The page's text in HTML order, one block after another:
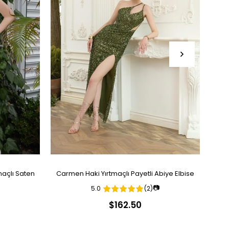
Saten Carmen Haki Yırtmaçlı Payetli Abiye Elbise
5.0 (2)📷
$162.50